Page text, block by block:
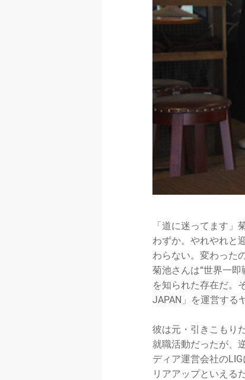
「道に迷ってます
わずか。やれやれと
わらない。変わった
菊池さんは“世界一
を知られた存在だ。
JAPAN」を運営する
彼は元・引きこもり
就職活動だったが、
ディア運営会社の
リアアップといえる